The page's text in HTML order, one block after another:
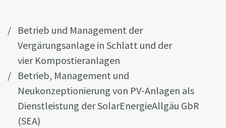
Betrieb und Management der
Vergärungsanlage in Schlatt und der
vier Kompostieranlagen
Betrieb, Management und
Neukonzeptionierung von PV-Anlagen als
Dienstleistung der SolarEnergieAllgäu GbR
(SEA)